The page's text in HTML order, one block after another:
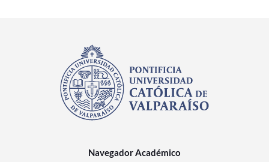
Navegador Académico